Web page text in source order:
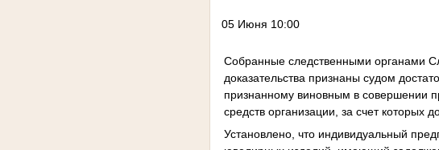
05 Июня 10:00
Собранные следственными органами
доказательства признаны судом
признанному виновным в совершении
средств организации, за счет которых
Установлено, что индивидуальный